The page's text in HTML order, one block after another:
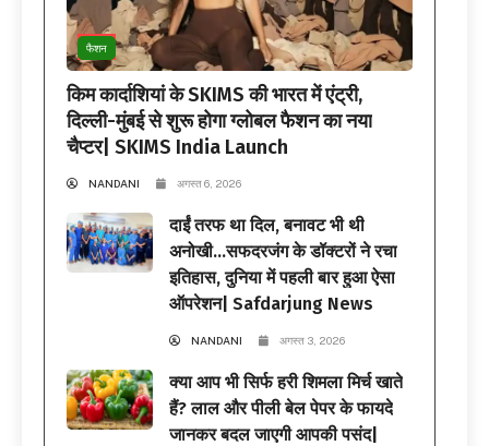
फैशन
किम कार्दाशियां के SKIMS की भारत में एंट्री,
दिल्ली-मुंबई से शुरू होगा ग्लोबल फैशन का नया
चैप्टर| SKIMS India Launch
NANDANI अगस्त 6, 2026
दाईं तरफ था दिल, बनावट भी थी
अनोखी…सफदरजंग के डॉक्टरों ने रचा
इतिहास, दुनिया में पहली बार हुआ ऐसा
ऑपरेशन| Safdarjung News
NANDANI अगस्त 3, 2026
क्या आप भी सिर्फ हरी शिमला मिर्च खाते
हैं? लाल और पीली बेल पेपर के फायदे
जानकर बदल जाएगी आपकी पसंद|